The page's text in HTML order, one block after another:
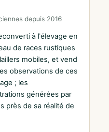
depuis 2016
à l'élevage en
de races rustiques
mobiles, et vend
observations de ces
; les
générées par
près de sa réalité de